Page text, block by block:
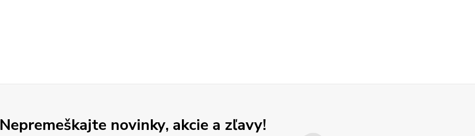
Nepremeškajte novinky, akcie a zľavy!